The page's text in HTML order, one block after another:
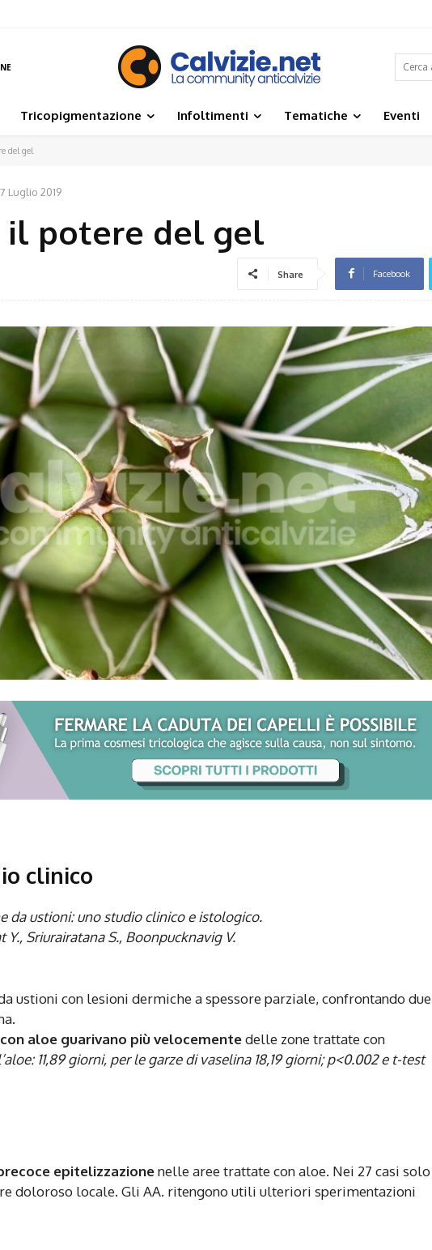
Tricopigmentazione Infoltimenti Tematiche Eventi
del gel
Luglio 2019
il potere del gel
Share Facebook
clinico
da ustioni: uno studio clinico e istologico.
Y., Sriurairatana S., Boonpucknavig V.
ustioni con lesioni dermiche a spessore parziale, confrontando due
con aloe guarivano più velocementedelle zone trattate con
11,89 giorni, per le garze di vaselina 18,19 giorni; p<0.002 e t-test
epitelizzazionenelle aree trattate con aloe. Nei 27 casi solo
doloroso locale. Gli AA. ritengono utili ulteriori sperimentazioni